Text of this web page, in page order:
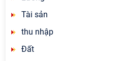
Tài sản
thu nhập
Đất